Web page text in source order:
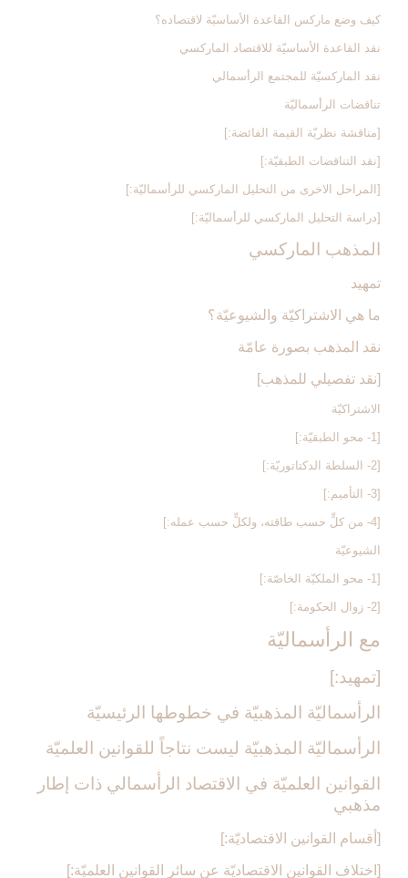
كيف وضع ماركس القاعدة الأساسيّة لاقتصاده؟
نقد القاعدة الأساسيّة للاقتصاد الماركسي
نقد الماركسيّة للمجتمع الرأسمالي
تناقضات الرأسماليّة
[مناقشة نظريّة القيمة الفائضة:]
[نقد التناقضات الطبقيّة:]
[المراحل الاخرى من التحليل الماركسي للرأسماليّة:]
[دراسة التحليل الماركسي للرأسماليّة:]
المذهب الماركسي‏
تمهيد
ما هي الاشتراكيّة والشيوعيّة؟
نقد المذهب بصورة عامّة
[نقد تفصيلي للمذهب‏]
الاشتراكيّة
[1- محو الطبقيّة:]
[2- السلطة الدكتاتوريّة:]
[3- التأميم:]
[4- من كلٍّ حسب طاقته، ولكلٍّ حسب عمله:]
الشيوعيّة
[1- محو الملكيّة الخاصّة:]
[2- زوال الحكومة:]
مع الرأسماليّة
[تمهيد:]
الرأسماليّة المذهبيّة في خطوطها الرئيسيّة
الرأسماليّة المذهبيّة ليست نتاجاً للقوانين العلميّة
القوانين العلميّة في الاقتصاد الرأسمالي ذات إطار
مذهبي‏
[أقسام القوانين الاقتصاديّة:]
[اختلاف القوانين الاقتصاديّة عن سائر القوانين العلميّة:]